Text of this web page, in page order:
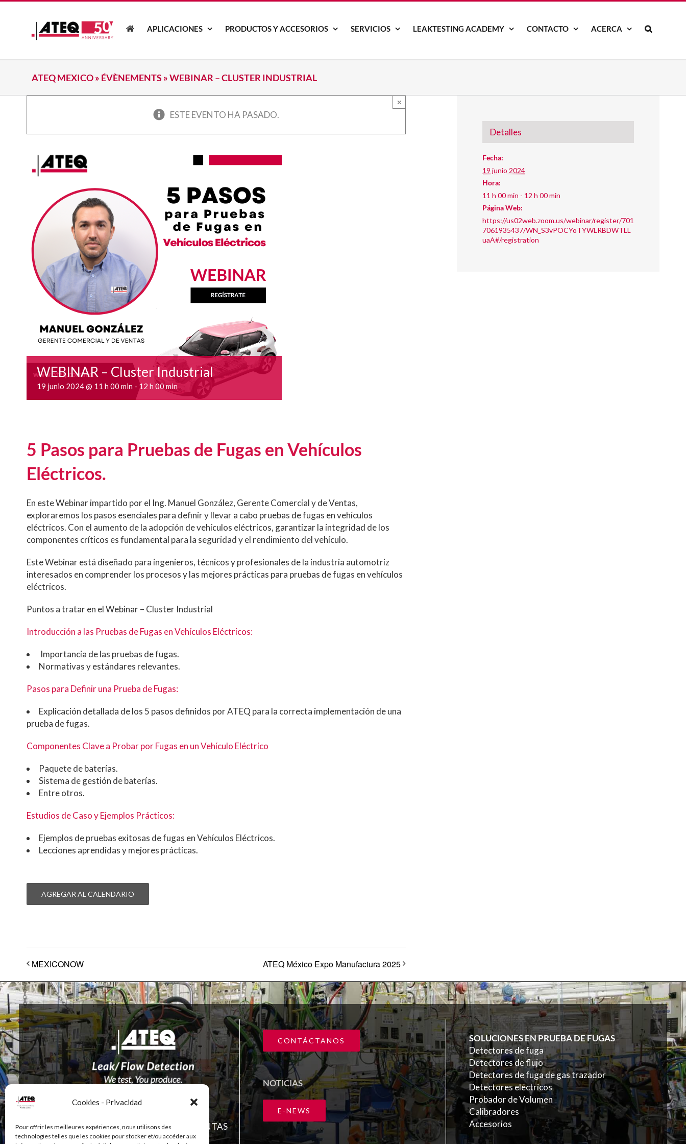
Cookies - Privacidad
Pour offrir les meilleures expériences, nous utilisons des
technologies telles que les cookies pour stocker et/ou accéder aux
Skip
APLICACIONES PRODUCTOS Y ACCESORIOS SERVICIOS LEAKTESTING ACADEMY CONTACTO ACERCA
ATEQ MEXICO» ÉVÈNEMENTS »WEBINAR – CLUSTER INDUSTRIAL
ESTE EVENTO HA PASADO.
×
WEBINAR – Cluster Industrial
19 junio 2024 @ 11 h 00 min - 12 h 00 min
5 Pasos para Pruebas de Fugas en Vehículos
Eléctricos.
En este Webinar impartido por el Ing. Manuel González, Gerente Comercial y de Ventas,
exploraremos los pasos esenciales para definir y llevar a cabo pruebas de fugas en vehículos
eléctricos. Con el aumento de la adopción de vehículos eléctricos, garantizar la integridad de los
componentes críticos es fundamental para la seguridad y el rendimiento del vehículo.
Este Webinar está diseñado para ingenieros, técnicos y profesionales de la industria automotriz
interesados en comprender los procesos y las mejores prácticas para pruebas de fugas en vehículos
eléctricos.
Puntos a tratar en el Webinar – Cluster Industrial
Introducción a las Pruebas de Fugas en Vehículos Eléctricos:
Importancia de las pruebas de fugas.
Normativas y estándares relevantes.
Pasos para Definir una Prueba de Fugas:
Explicación detallada de los 5 pasos definidos por ATEQ para la correcta implementación de una
prueba de fugas.
Componentes Clave a Probar por Fugas en un Vehículo Eléctrico
Paquete de baterías.
Sistema de gestión de baterías.
Entre otros.
Estudios de Caso y Ejemplos Prácticos:
Ejemplos de pruebas exitosas de fugas en Vehículos Eléctricos.
Lecciones aprendidas y mejores prácticas.
AGREGAR AL CALENDARIO
MEXICONOW ATEQ México Expo Manufactura 2025
Detalles
Fecha:
19 junio 2024
Hora:
11 h 00 min - 12 h 00 min
Página Web:
https://us02web.zoom.us/webinar/register/701
7061935437/WN_S3vPOCYoTYWLRBDWTLL
uaA#/registration
ATEQ MONITOREO PRESIÓN DE LLANTAS
(TPMS)
CONTÁCTANOS
NOTICIAS
E-NEWS
SOLUCIONES EN PRUEBA DE FUGAS
Detectores de fuga
Detectores de flujo
Detectores de fuga de gas trazador
Detectores eléctricos
Probador de Volumen
Calibradores
Accesorios